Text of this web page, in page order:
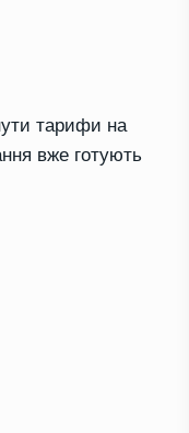
тарифи на
вже готують